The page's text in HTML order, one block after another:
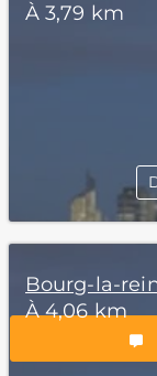
*Champs
À 3,79 km
Bourg-la-
À 4,06 km